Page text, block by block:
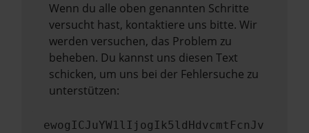
Wenn du alle oben genannten Schritte
versucht hast, kontaktiere uns bitte. Wir
werden versuchen, das Problem zu
beheben. Du kannst uns diesen Text
schicken, um uns bei der Fehlersuche zu
unterstützen:
ewogICJuYW1lIjogIk5ldHdvcmtFcnJv